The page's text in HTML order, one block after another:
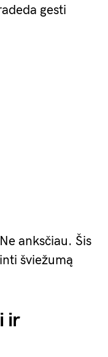
gesti
anksčiau. Šis
šviežumą
ir